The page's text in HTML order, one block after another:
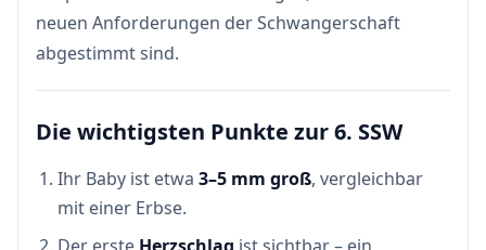
neuen Anforderungen der Schwangerschaft
abgestimmt sind.
Die wichtigsten Punkte zur 6. SSW
Ihr Baby ist etwa 3–5 mm groß, vergleichbar
mit einer Erbse.